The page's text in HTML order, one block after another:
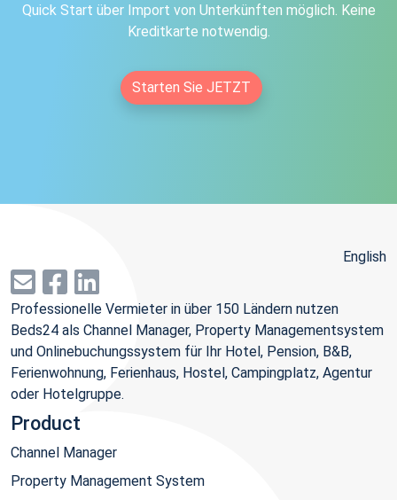
Quick Start über Import von Unterkünften möglich. Keine
Kreditkarte notwendig.
Starten Sie JETZT
English
Professionelle Vermieter in über 150 Ländern nutzen
Beds24 als Channel Manager, Property Managementsystem
und Onlinebuchungssystem für Ihr Hotel, Pension, B&B,
Ferienwohnung, Ferienhaus, Hostel, Campingplatz, Agentur
oder Hotelgruppe.
Product
Channel Manager
Property Management System